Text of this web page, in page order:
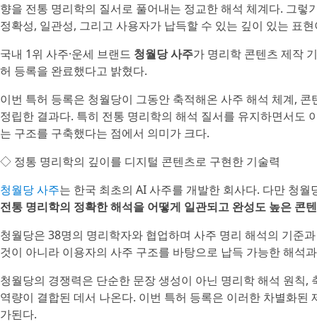
향을 전통 명리학의 질서로 풀어내는 정교한 해석 체계다. 그
정확성, 일관성, 그리고 사용자가 납득할 수 있는 깊이 있는 표
국내 1위 사주·운세 브랜드 청월당 사주가 명리학 콘텐츠 제작
허 등록을 완료했다고 밝혔다.
이번 특허 등록은 청월당이 그동안 축적해온 사주 해석 체계,
정립한 결과다. 특히 전통 명리학의 해석 질서를 유지하면서도
는 구조를 구축했다는 점에서 의미가 크다.
◇ 정통 명리학의 깊이를 디지털 콘텐츠로 구현한 기술력
청월당 사주는 한국 최초의 AI 사주를 개발한 회사다. 다만 청
전통 명리학의 정확한 해석을 어떻게 일관되고 완성도 높은 콘
청월당은 38명의 명리학자와 협업하며 사주 명리 해석의 기준
것이 아니라 이용자의 사주 구조를 바탕으로 납득 가능한 해석
청월당의 경쟁력은 단순한 문장 생성이 아닌 명리학 해석 원칙
역량이 결합된 데서 나온다. 이번 특허 등록은 이러한 차별화
가된다.